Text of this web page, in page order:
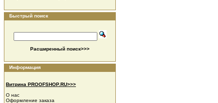
Быстрый поиск
Расширенный поиск>>>
Информация
Витрина PROOFSHOP.RU>>>
О нас
Оформление заказа